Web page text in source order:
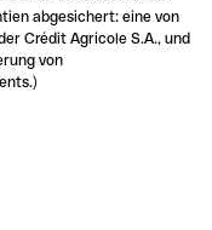
abgesichert: eine von
Crédit Agricole S.A., und
von